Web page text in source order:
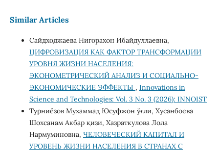
Similar Articles
Сайдходжаева Нигорахон Ибайдуллаевна,
ЦИФРОВИЗАЦИЯ КАК ФАКТОР ТРАНСФОРМАЦИИ
УРОВНЯ ЖИЗНИ НАСЕЛЕНИЯ:
ЭКОНОМЕТРИЧЕСКИЙ АНАЛИЗ И СОЦИАЛЬНО-
ЭКОНОМИЧЕСКИЕ ЭФФЕКТЫ , Innovations in
Science and Technologies: Vol. 3 No. 3 (2026): INNOIST
Турниёзов Мухаммад Юсуфжон ўғли, Хусанбоева
Шохсанам Aкбар қизи, Хазраткулова Лола
Нармуминовна, ЧЕЛОВЕЧЕСКИЙ КАПИТАЛ И
УРОВЕНЬ ЖИЗНИ НАСЕЛЕНИЯ В СТРАНАХ С